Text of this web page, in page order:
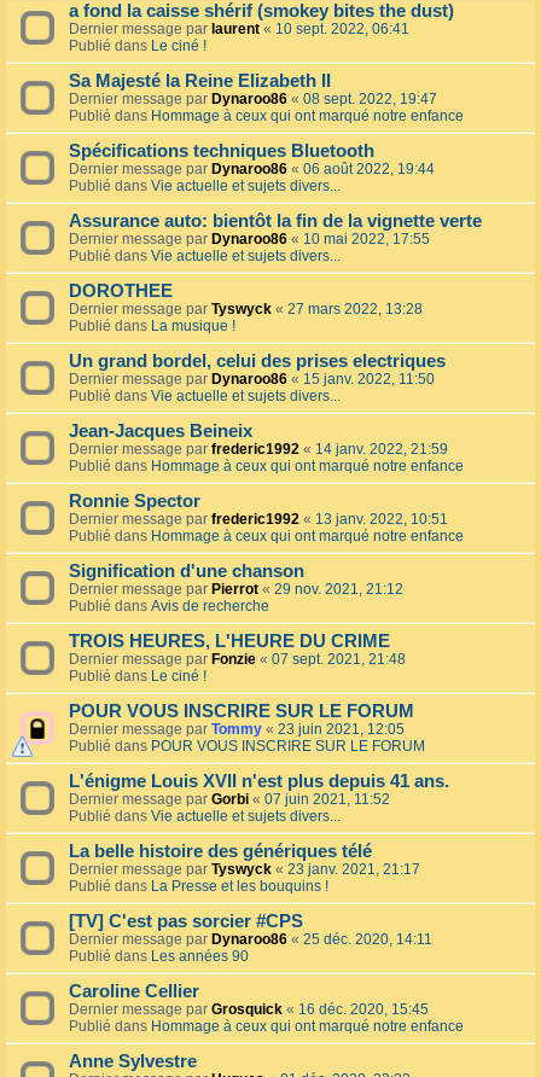
a fond la caisse shérif (smokey bites the dust)
Dernier message par laurent « 10 sept. 2022, 06:41
Publié dans Le ciné !
Sa Majesté la Reine Elizabeth II
Dernier message par Dynaroo86 « 08 sept. 2022, 19:47
Publié dans Hommage à ceux qui ont marqué notre enfance
Spécifications techniques Bluetooth
Dernier message par Dynaroo86 « 06 août 2022, 19:44
Publié dans Vie actuelle et sujets divers...
Assurance auto: bientôt la fin de la vignette verte
Dernier message par Dynaroo86 « 10 mai 2022, 17:55
Publié dans Vie actuelle et sujets divers...
DOROTHEE
Dernier message par Tyswyck « 27 mars 2022, 13:28
Publié dans La musique !
Un grand bordel, celui des prises electriques
Dernier message par Dynaroo86 « 15 janv. 2022, 11:50
Publié dans Vie actuelle et sujets divers...
Jean-Jacques Beineix
Dernier message par frederic1992 « 14 janv. 2022, 21:59
Publié dans Hommage à ceux qui ont marqué notre enfance
Ronnie Spector
Dernier message par frederic1992 « 13 janv. 2022, 10:51
Publié dans Hommage à ceux qui ont marqué notre enfance
Signification d'une chanson
Dernier message par Pierrot « 29 nov. 2021, 21:12
Publié dans Avis de recherche
TROIS HEURES, L'HEURE DU CRIME
Dernier message par Fonzie « 07 sept. 2021, 21:48
Publié dans Le ciné !
POUR VOUS INSCRIRE SUR LE FORUM
Dernier message par Tommy « 23 juin 2021, 12:05
Publié dans POUR VOUS INSCRIRE SUR LE FORUM
L'énigme Louis XVII n'est plus depuis 41 ans.
Dernier message par Gorbi « 07 juin 2021, 11:52
Publié dans Vie actuelle et sujets divers...
La belle histoire des génériques télé
Dernier message par Tyswyck « 23 janv. 2021, 21:17
Publié dans La Presse et les bouquins !
[TV] C'est pas sorcier #CPS
Dernier message par Dynaroo86 « 25 déc. 2020, 14:11
Publié dans Les années 90
Caroline Cellier
Dernier message par Grosquick « 16 déc. 2020, 15:45
Publié dans Hommage à ceux qui ont marqué notre enfance
Anne Sylvestre